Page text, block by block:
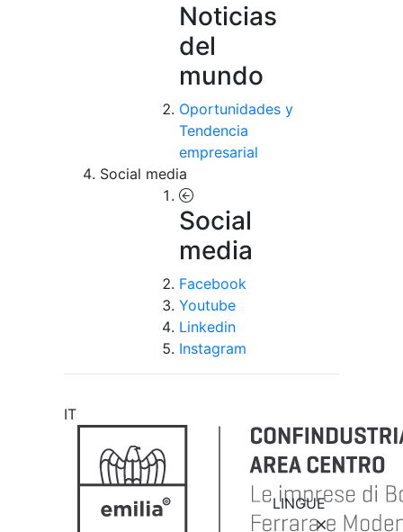
Noticias
del
mundo
Oportunidades y
Tendencia
empresarial
Social media
Social
media
Facebook
Youtube
Linkedin
Instagram
IT
LINGUE